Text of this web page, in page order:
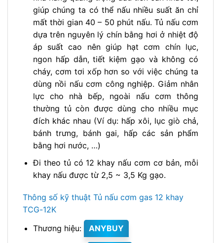
giúp chúng ta có thể nấu nhiều suất ăn chỉ
mất thời gian 40 – 50 phút nấu. Tủ nấu cơm
dựa trên nguyên lý chín bằng hơi ở nhiệt độ
áp suất cao nên giúp hạt cơm chín lục,
ngon hấp dẫn, tiết kiệm gạo và không có
cháy, cơm tơi xốp hơn so với việc chúng ta
dùng nồi nấu cơm công nghiệp. Giảm nhân
lực cho nhà bếp, ngoài nấu cơm thông
thường tủ còn được dùng cho nhiều mục
đích khác nhau (Ví dụ: hấp xôi, lục giò chả,
bánh trưng, bánh gai, hấp các sản phẩm
bằng hơi nước, …)
Đi theo tủ có 12 khay nấu cơm cơ bản, mỗi
khay nấu được từ 2,5 ~ 3,5 Kg gạo.
Thông số kỹ thuật Tủ nấu cơm gas 12 khay
TCG-12K
Thương hiệu:
ANYBUY